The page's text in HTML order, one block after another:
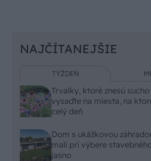
NAJČÍTANEJŠIE
TÝŽDEŇ
Trvalky, ktoré znesú
vysaďte na miesta, na
celý deň
Dom s ukážkovou
mali pri výbere
jasno